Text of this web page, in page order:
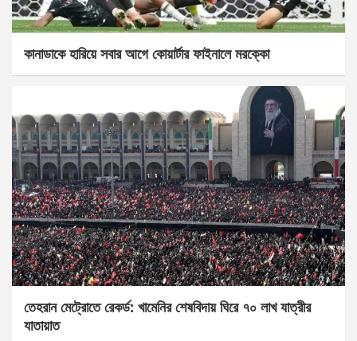
কানাডাকে হারিয়ে সবার আগে কোয়ার্টার ফাইনালে মরক্কো
তেহরান মেট্রোতে রেকর্ড: খামেনির শেষবিদায় ঘিরে ৭০ লাখ যাত্রীর
যাতায়াত